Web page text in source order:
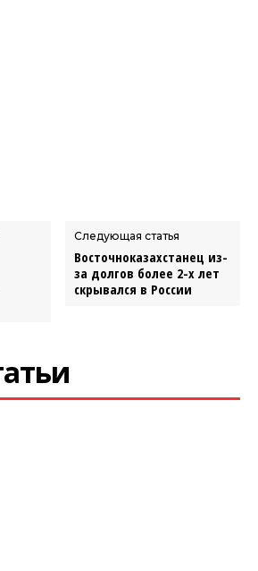
Следующая статья
Восточноказахстанец из-
за долгов более 2-х лет
скрывался в России